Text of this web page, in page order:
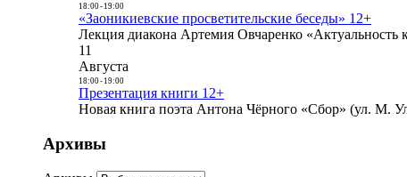
18:00- 19:00
«Заоникиевские просветительские беседы» 12+
Лекция диакона Артемия Овчаренко
11
Августа
18:00- 19:00
Презентация книги 12+
Новая книга поэта Антона Чёрного «Сбор» (ул. М.
Архивы